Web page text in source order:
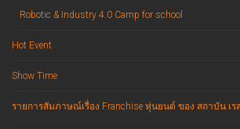
Robotic & Industry 4.0 Camp for school
Hot Event
Show Time
รายการสัมภาษณ์เรื่อง Franchise หุ่นยนต์ ของ สถาบัน เร